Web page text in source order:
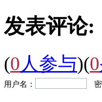
发表评论:
(0 人参与)(0
用户名：